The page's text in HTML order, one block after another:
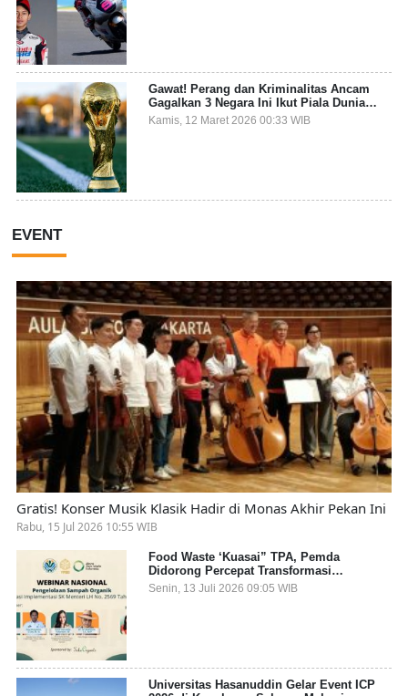
Gawat! Perang dan Kriminalitas Ancam
Gagalkan 3 Negara Ini Ikut Piala Dunia
2026
Kamis, 12 Maret 2026 00:33 WIB
EVENT
Gratis! Konser Musik Klasik Hadir di Monas Akhir Pekan Ini
Rabu, 15 Jul 2026 10:55 WIB
Food Waste ‘Kuasai” TPA, Pemda
Didorong Percepat Transformasi
Pengelolaan Sampah Organik dari Sumber
Senin, 13 Juli 2026 09:05 WIB
Universitas Hasanuddin Gelar Event ICP